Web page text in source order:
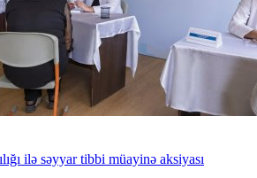
ilə səyyar tibbi müayinə aksiyası